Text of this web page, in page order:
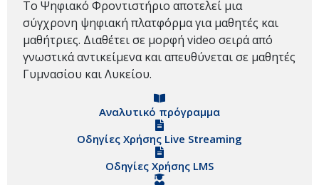
Το Ψηφιακό Φροντιστήριο αποτελεί μια
σύγχρονη ψηφιακή πλατφόρμα για μαθητές και
μαθήτριες. Διαθέτει σε μορφή video σειρά από
γνωστικά αντικείμενα και απευθύνεται σε μαθητές
Γυμνασίου και Λυκείου.
Αναλυτικό πρόγραμμα
Οδηγίες Χρήσης Live Streaming
Οδηγίες Χρήσης LMS